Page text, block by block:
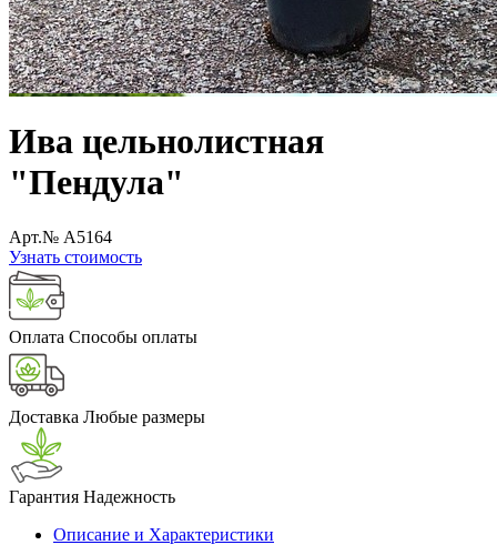
Ива цельнолистная
"Пендула"
Арт.№ A5164
Узнать стоимость
Оплата Способы оплаты
Доставка Любые размеры
Гарантия Надежность
Описание и Характеристики